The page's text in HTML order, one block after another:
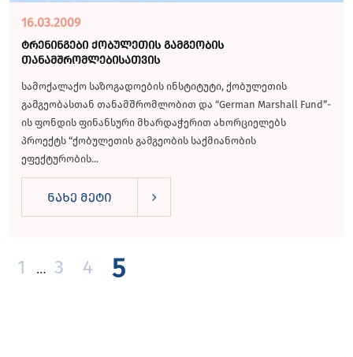
16.03.2009
ტრენინგები ქობულეთის გამგეობის
თანამშრომლებისათვის
სამოქალაქო საზოგადოების ინსტიტუტი, ქობულეთის
გამგეობასთან თანამშრომლობით და “German Marshall Fund”-
ის ფონდის ფინანსური მხარდაჭერით ახორციელებს
პროექტს “ქობულეთის გამგეობის საქმიანობის
ეფექტურობის...
ნახე მეტი
1 … 3 4 5